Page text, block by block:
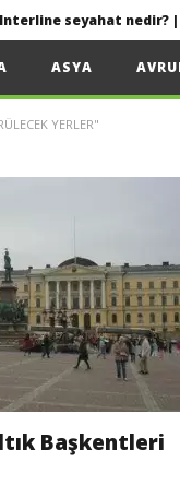
Kolayca Vize Almak İçin
Fiyata Uçak Bileti
Tekne Turu
Adası Gezi Rehberi
ASYA
YERLER"
Başkentleri